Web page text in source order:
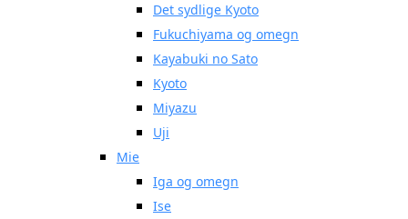
Det sydlige Kyoto
Fukuchiyama og omegn
Kayabuki no Sato
Kyoto
Miyazu
Uji
Mie
Iga og omegn
Ise